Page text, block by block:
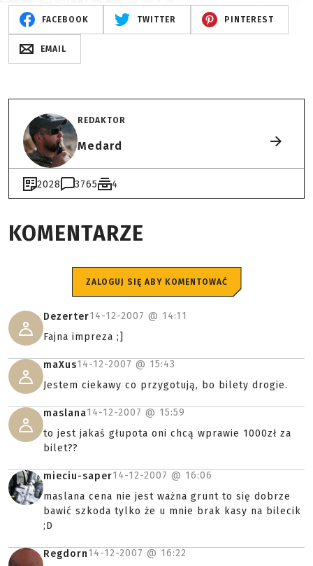
FACEBOOK TWITTER PINTEREST
EMAIL
REDAKTOR
Medard
2028 3765 4
KOMENTARZE
ZALOGUJ SIĘ ABY KOMENTOWAĆ
Dezerter14-12-2007 @ 14:11
Fajna impreza ;]
maXus14-12-2007 @ 15:43
Jestem ciekawy co przygotują, bo bilety drogie.
maslana14-12-2007 @ 15:59
to jest jakaś głupota oni chcą wprawie 1000zł za
bilet??
mieciu-saper14-12-2007 @ 16:06
maslana cena nie jest ważna grunt to się dobrze
bawić szkoda tylko że u mnie brak kasy na bilecik
;D
Regdorn14-12-2007 @ 16:22